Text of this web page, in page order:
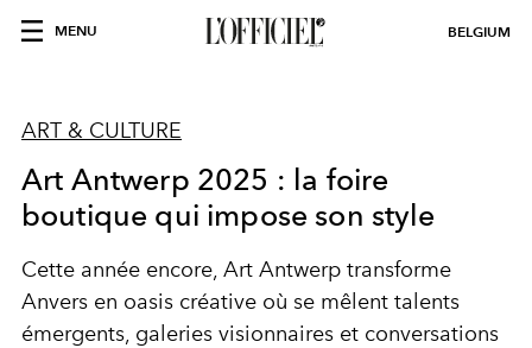
MENU BELGIUM
ART & CULTURE
Art Antwerp 2025 : la foire
boutique qui impose son style
Cette année encore, Art Antwerp transforme
Anvers en oasis créative où se mêlent talents
émergents, galeries visionnaires et conversations